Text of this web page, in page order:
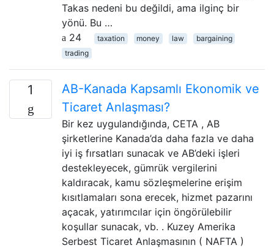
Takas nedeni bu değildi, ama ilginç bir
yönü. Bu …
24
taxation money law
bargaining
trading
1
AB-Kanada Kapsamlı Ekonomik ve
Ticaret Anlaşması?
Bir kez uygulandığında, CETA , AB
şirketlerine Kanada’da daha fazla ve daha
iyi iş fırsatları sunacak ve AB’deki işleri
destekleyecek, gümrük vergilerini
kaldıracak, kamu sözleşmelerine erişim
kısıtlamaları sona erecek, hizmet pazarını
açacak, yatırımcılar için öngörülebilir
koşullar sunacak, vb. . Kuzey Amerika
Serbest Ticaret Anlaşmasının ( NAFTA )